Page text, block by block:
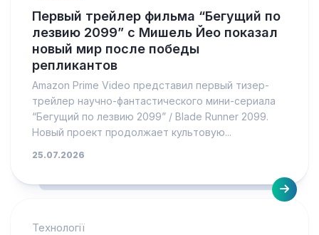
Первый трейлер фильма “Бегущий по
лезвию 2099” с Мишель Йео показал
новый мир после победы
репликантов
Amazon Prime Video представил первый тизер-
трейлер научно-фантастического мини-сериала
“Бегущий по лезвию 2099” / Blade Runner 2099.
Новый проект продолжает культовую...
25.07.2026
Технології